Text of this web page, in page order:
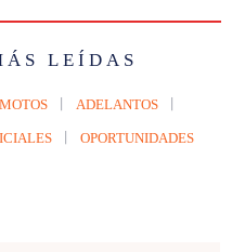
LEÍDAS
MOTOS ADELANTOS
OPORTUNIDADES